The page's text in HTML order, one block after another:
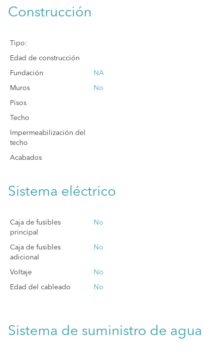
Construcción
Tipo:
Edad de construcción
Fundación NA
Muros No
Pisos
Techo
Impermeabilización del
techo
Acabados
Sistema eléctrico
Caja de fusibles
principal
No
Caja de fusibles
adicional
No
Voltaje No
Edad del cableado No
Sistema de suministro de agua